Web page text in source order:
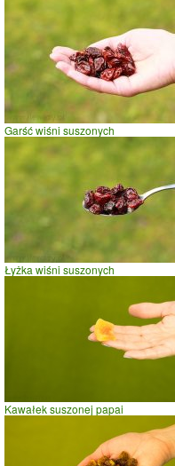
Garść wiśni suszonych
Łyżka wiśni suszonych
Kawałek suszonej papai